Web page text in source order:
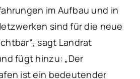
im Aufbau und in
sind für die neue
sagt Landrat
fügt hinzu: „Der
ist ein bedeutender